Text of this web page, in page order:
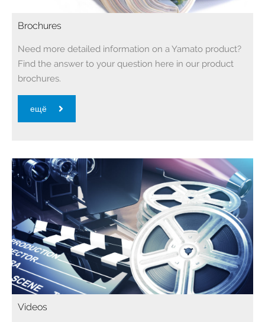
Brochures
Need more detailed information on a Yamato product?
Find the answer to your question here in our product
brochures.
ещё
Videos